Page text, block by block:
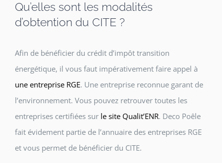
Qu’elles sont les modalités
d’obtention du CITE ?
Afin de bénéficier du crédit d’impôt transition
énergétique, il vous faut impérativement faire appel à
une entreprise RGE. Une entreprise reconnue garant de
l’environnement. Vous pouvez retrouver toutes les
entreprises certifiées sur le site Qualit’ENR. Deco Poêle
fait évidement partie de l’annuaire des entreprises RGE
et vous permet de bénéficier du CITE.